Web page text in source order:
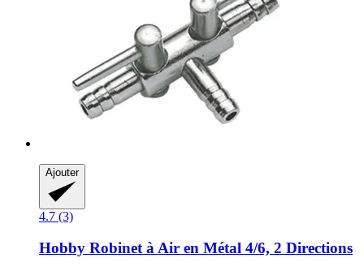
Ajouter
4.7 (3)
Hobby Robinet à Air en Métal 4/6, 2 Directions